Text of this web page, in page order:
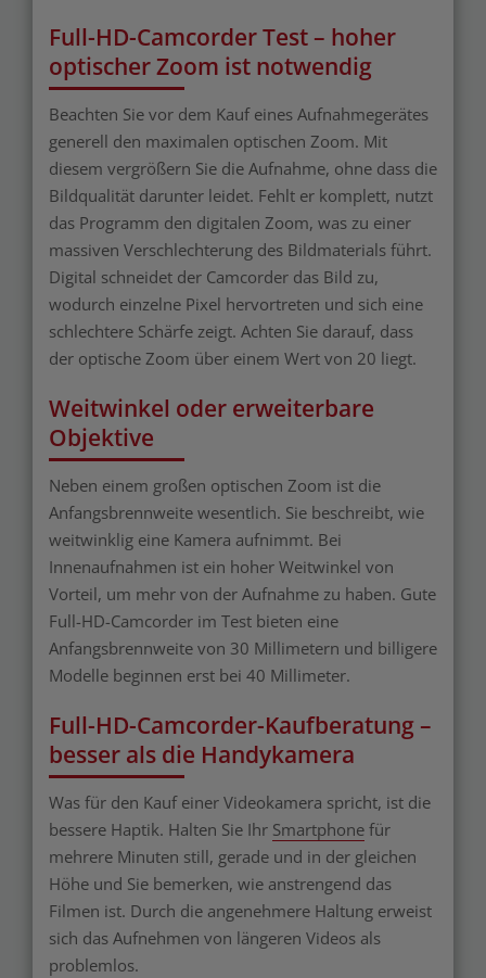
Full-HD-Camcorder Test – hoher
optischer Zoom ist notwendig
Beachten Sie vor dem Kauf eines Aufnahmegerätes
generell den maximalen optischen Zoom. Mit
diesem vergrößern Sie die Aufnahme, ohne dass die
Bildqualität darunter leidet. Fehlt er komplett, nutzt
das Programm den digitalen Zoom, was zu einer
massiven Verschlechterung des Bildmaterials führt.
Digital schneidet der Camcorder das Bild zu,
wodurch einzelne Pixel hervortreten und sich eine
schlechtere Schärfe zeigt. Achten Sie darauf, dass
der optische Zoom über einem Wert von 20 liegt.
Weitwinkel oder erweiterbare
Objektive
Neben einem großen optischen Zoom ist die
Anfangsbrennweite wesentlich. Sie beschreibt, wie
weitwinklig eine Kamera aufnimmt. Bei
Innenaufnahmen ist ein hoher Weitwinkel von
Vorteil, um mehr von der Aufnahme zu haben. Gute
Full-HD-Camcorder im Test bieten eine
Anfangsbrennweite von 30 Millimetern und billigere
Modelle beginnen erst bei 40 Millimeter.
Full-HD-Camcorder-Kaufberatung –
besser als die Handykamera
Was für den Kauf einer Videokamera spricht, ist die
bessere Haptik. Halten Sie Ihr Smartphone für
mehrere Minuten still, gerade und in der gleichen
Höhe und Sie bemerken, wie anstrengend das
Filmen ist. Durch die angenehmere Haltung erweist
sich das Aufnehmen von längeren Videos als
problemlos.